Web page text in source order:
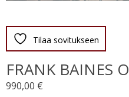
Tilaa sovitukseen
FRANK BAINES
990,00 €